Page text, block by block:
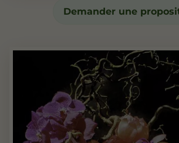
Demander une